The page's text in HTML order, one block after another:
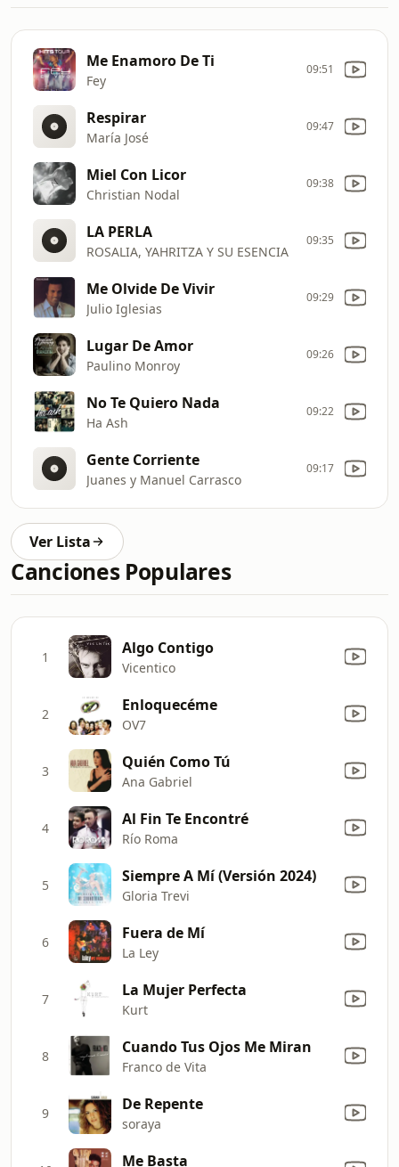
Me Enamoro De Ti
Fey
09:51
Respirar
María José
09:47
Miel Con Licor
Christian Nodal
09:38
LA PERLA
ROSALIA, YAHRITZA Y SU ESENCIA
09:35
Me Olvide De Vivir
Julio Iglesias
09:29
Lugar De Amor
Paulino Monroy
09:26
No Te Quiero Nada
Ha Ash
09:22
Gente Corriente
Juanes y Manuel Carrasco
09:17
Ver Lista
Canciones Populares
1 Algo Contigo
Vicentico
2 Enloquecéme
OV7
3 Quién Como Tú
Ana Gabriel
4 Al Fin Te Encontré
Río Roma
5 Siempre A Mí (Versión 2024)
Gloria Trevi
6 Fuera de Mí
La Ley
7 La Mujer Perfecta
Kurt
8 Cuando Tus Ojos Me Miran
Franco de Vita
9 De Repente
soraya
Me Basta